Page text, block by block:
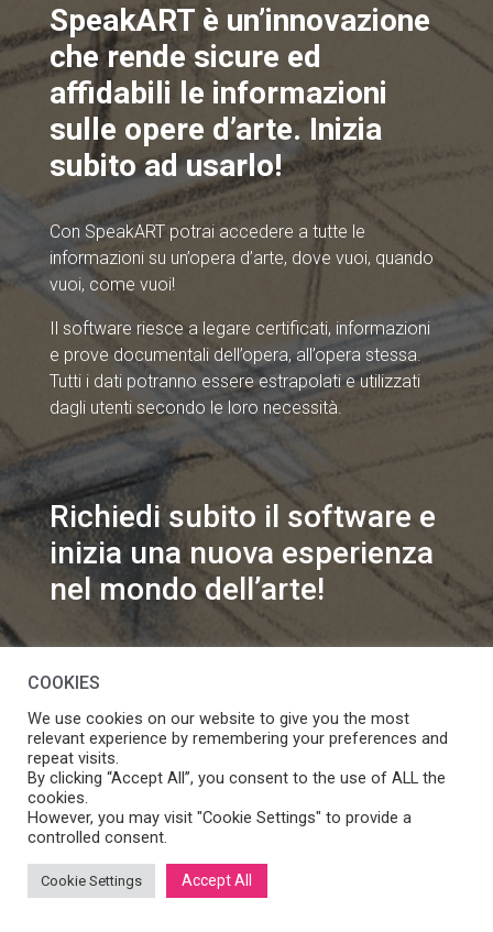
SpeakART è un’innovazione
che rende sicure ed
affidabili le informazioni
sulle opere d’arte. Inizia
subito ad usarlo!
Con SpeakART potrai accedere a tutte le
informazioni su un’opera d’arte, dove vuoi, quando
vuoi, come vuoi!
Il software riesce a legare certificati, informazioni
e prove documentali dell’opera, all’opera stessa.
Tutti i dati potranno essere estrapolati e utilizzati
dagli utenti secondo le loro necessità.
Richiedi subito il software e
inizia una nuova esperienza
nel mondo dell’arte!
Se vuoi modificare le preferenze sul consenso cookie
cliccaManage consent
COOKIES
We use cookies on our website to give you the most
relevant experience by remembering your preferences and
repeat visits.
By clicking “Accept All”, you consent to the use of ALL the
cookies.
However, you may visit "Cookie Settings" to provide a
controlled consent.
Cookie Settings Accept All